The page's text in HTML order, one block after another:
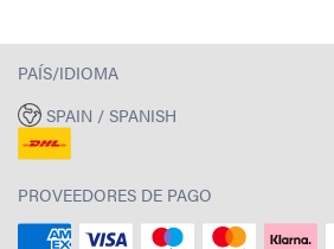
PAÍS/IDIOMA
SPAIN / SPANISH
PROVEEDORES DE PAGO